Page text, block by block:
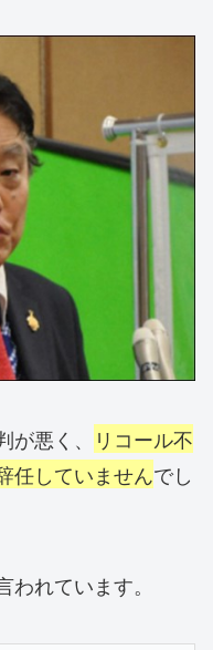
悪く、
リコール不
任していませんでし
われています。